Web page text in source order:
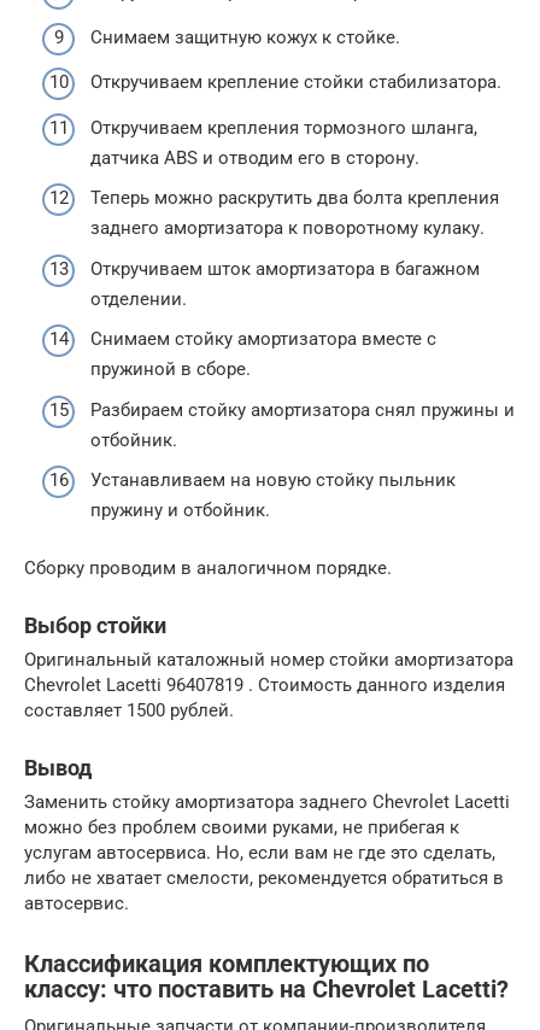
Снимаем защитную кожух к стойке.
Откручиваем крепление стойки стабилизатора.
Откручиваем крепления тормозного шланга,
датчика ABS и отводим его в сторону.
Теперь можно раскрутить два болта крепления
заднего амортизатора к поворотному кулаку.
Откручиваем шток амортизатора в багажном
отделении.
Снимаем стойку амортизатора вместе с
пружиной в сборе.
Разбираем стойку амортизатора снял пружины и
отбойник.
Устанавливаем на новую стойку пыльник
пружину и отбойник.
Сборку проводим в аналогичном порядке.
Выбор стойки
Оригинальный каталожный номер стойки амортизатора
Chevrolet Lacetti 96407819 . Стоимость данного изделия
составляет 1500 рублей.
Вывод
Заменить стойку амортизатора заднего Chevrolet Lacetti
можно без проблем своими руками, не прибегая к
услугам автосервиса. Но, если вам не где это сделать,
либо не хватает смелости, рекомендуется обратиться в
автосервис.
Классификация комплектующих по
классу: что поставить на Chevrolet Lacetti?